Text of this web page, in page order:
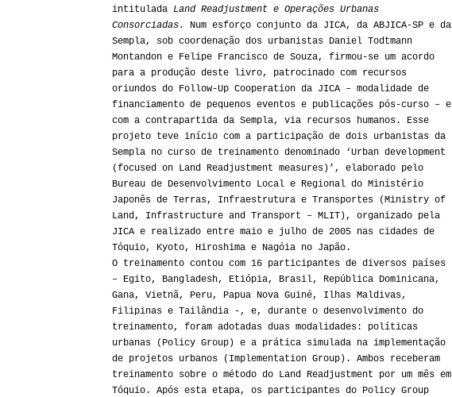
intitulada Land Readjustment e Operações Urbanas
Consorciadas. Num esforço conjunto da JICA, da ABJICA-SP e da
Sempla, sob coordenação dos urbanistas Daniel Todtmann
Montandon e Felipe Francisco de Souza, firmou-se um acordo
para a produção deste livro, patrocinado com recursos
oriundos do Follow-Up Cooperation da JICA – modalidade de
financiamento de pequenos eventos e publicações pós-curso – e
com a contrapartida da Sempla, via recursos humanos. Esse
projeto teve início com a participação de dois urbanistas da
Sempla no curso de treinamento denominado ‘Urban development
(focused on Land Readjustment measures)’, elaborado pelo
Bureau de Desenvolvimento Local e Regional do Ministério
Japonês de Terras, Infraestrutura e Transportes (Ministry of
Land, Infrastructure and Transport – MLIT), organizado pela
JICA e realizado entre maio e julho de 2005 nas cidades de
Tóquio, Kyoto, Hiroshima e Nagóia no Japão.
O treinamento contou com 16 participantes de diversos países
– Egito, Bangladesh, Etiópia, Brasil, República Dominicana,
Gana, Vietnã, Peru, Papua Nova Guiné, Ilhas Maldivas,
Filipinas e Tailândia -, e, durante o desenvolvimento do
treinamento, foram adotadas duas modalidades: políticas
urbanas (Policy Group) e a prática simulada na implementação
de projetos urbanos (Implementation Group). Ambos receberam
treinamento sobre o método do Land Readjustment por um mês em
Tóquio. Após esta etapa, os participantes do Policy Group